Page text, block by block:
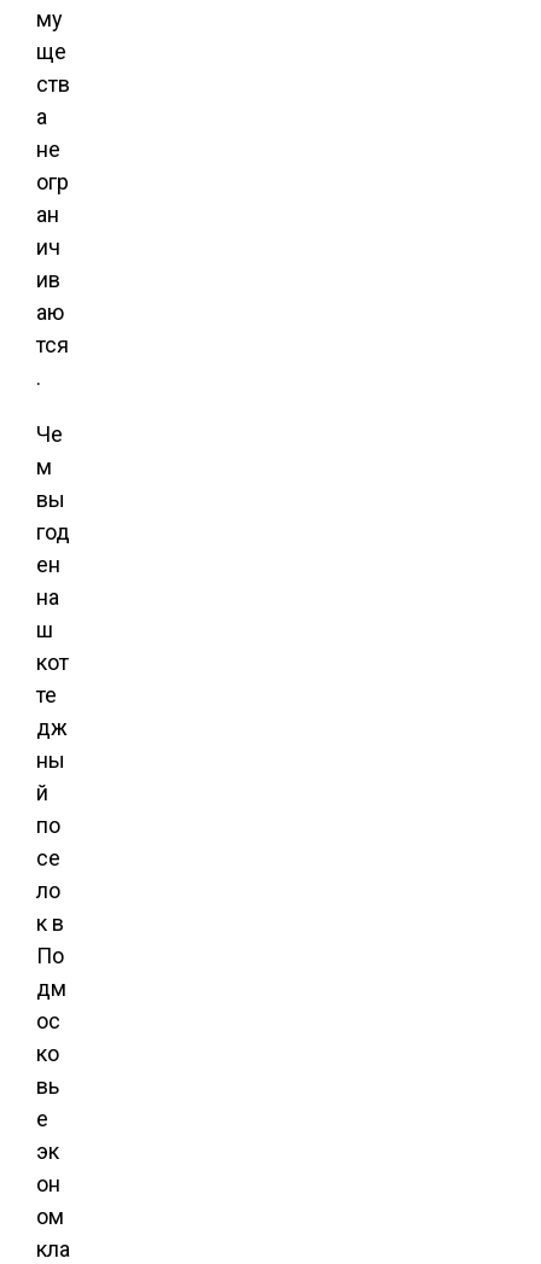
му
ще
ств
а
не
огр
ан
ич
ив
аю
тся
.
Че
м
вы
год
ен
на
ш
кот
те
дж
ны
й
по
се
ло
к в
По
дм
ос
ко
вь
е
эк
он
ом
кла